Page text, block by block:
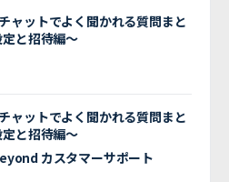
ャットでよく聞かれる質問まと
と招待編〜
ャットでよく聞かれる質問まと
と招待編〜
カスタマーサポート